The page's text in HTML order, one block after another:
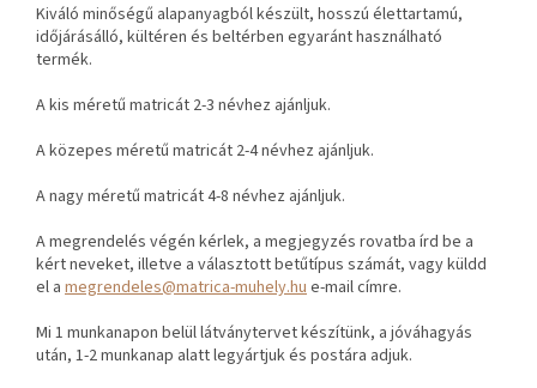
Kiváló minőségű alapanyagból készült, hosszú élettartamú,
időjárásálló, kültéren és beltérben egyaránt használható
termék.
A kis méretű matricát 2-3 névhez ajánljuk.
A közepes méretű matricát 2-4 névhez ajánljuk.
A nagy méretű matricát 4-8 névhez ajánljuk.
A megrendelés végén kérlek, a megjegyzés rovatba írd be a
kért neveket, illetve a választott betűtípus számát, vagy küldd
el a megrendeles@matrica-muhely.hue-mail címre.
Mi 1 munkanapon belül látványtervet készítünk, a jóváhagyás
után, 1-2 munkanap alatt legyártjuk és postára adjuk.